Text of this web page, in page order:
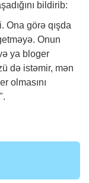
bildirib:
Ona görə qışda
Onun
ya bloger
də istəmir, mən
olmasını